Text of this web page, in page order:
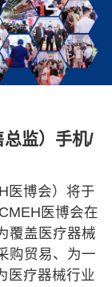
监）手机/
医博会）将于
医博会在
覆盖医疗器械
购贸易、为一
医疗器械行业